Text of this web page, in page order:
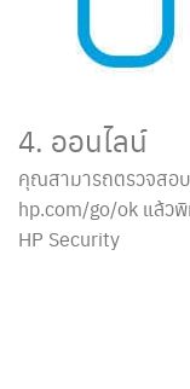
4. ออนไลน์
คุณสามารถตรวจสอ
hp.com/go/ok แล้ว
HP Security